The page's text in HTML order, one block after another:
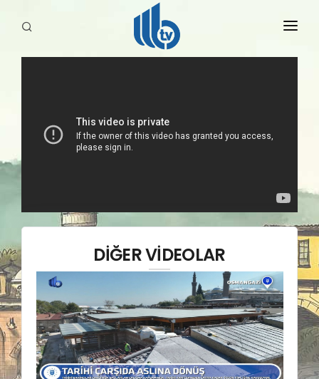
YAYINLARIMIZ
DİĞER VİDEOLAR